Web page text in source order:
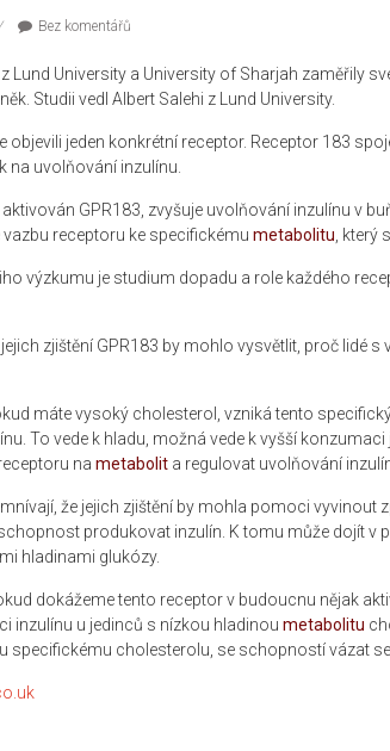
Bez komentářů
Lund University a University of Sharjah zaměřily
Studii vedl Albert Salehi z Lund University.
objevili jeden konkrétní receptor. Receptor 183
na uvolňování inzulínu.
aktivován GPR183, zvyšuje uvolňování inzulínu v
receptoru ke specifickému metabolitu ,
výzkumu je studium dopadu a role každého
zjištění GPR183 by mohlo vysvětlit, proč lidé
máte vysoký cholesterol, vzniká tento
To vede k hladu, možná vede k vyšší
na metabolit a regulovat uvolňování
že jejich zjištění by mohla pomoci vyvinout
produkovat inzulín. K tomu může dojít v
hladinami glukózy.
dokážeme tento receptor v budoucnu nějak
inzulínu u jedinců s nízkou hladinou metabolitu
specifickému cholesterolu, se schopností vázat se